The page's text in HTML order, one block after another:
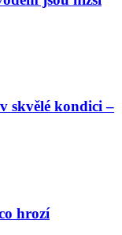
skvělé kondici –
hrozí